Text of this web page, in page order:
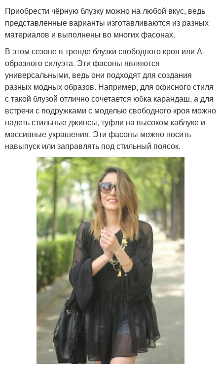
Приобрести чёрную блузку можно на любой вкус, ведь
представленные варианты изготавливаются из разных
материалов и выполнены во многих фасонах.
В этом сезоне в тренде блузки свободного кроя или А-
образного силуэта. Эти фасоны являются
универсальными, ведь они подходят для создания
разных модных образов. Например, для офисного стиля
с такой блузой отлично сочетается юбка карандаш, а для
встречи с подружками с моделью свободного кроя можно
надеть стильные джинсы, туфли на высоком каблуке и
массивные украшения. Эти фасоны можно носить
навыпуск или заправлять под стильный поясок.